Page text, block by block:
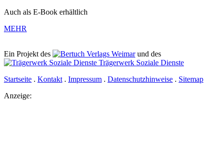
Auch als E-Book erhältlich
MEHR
Ein Projekt des Verlags Weimarund des
Trägerwerk Soziale Dienste
Startseite . Kontakt . Impressum . Datenschutzhinweise . Sitemap
Anzeige: